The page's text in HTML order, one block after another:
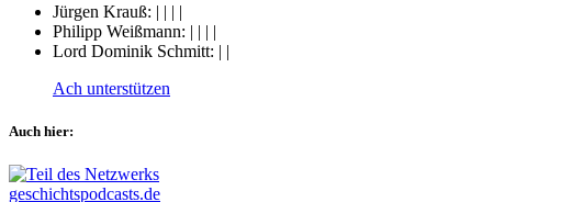
Jürgen Krauß: | | | |
Philipp Weißmann: | | | |
Lord Dominik Schmitt: | |
Ach unterstützen
Auch hier: